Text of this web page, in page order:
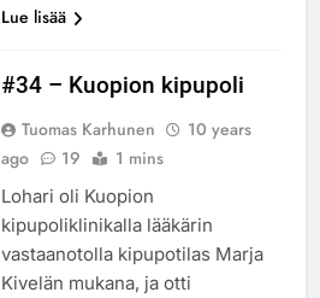
Lue lisää
#34 – Kuopion kipupoli
Tuomas Karhunen
10 years
ago
19 1 mins
Lohari oli Kuopion
kipupoliklinikalla lääkärin
vastaanotolla kipupotilas Marja
Kivelän mukana, ja otti